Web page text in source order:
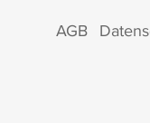
AGB